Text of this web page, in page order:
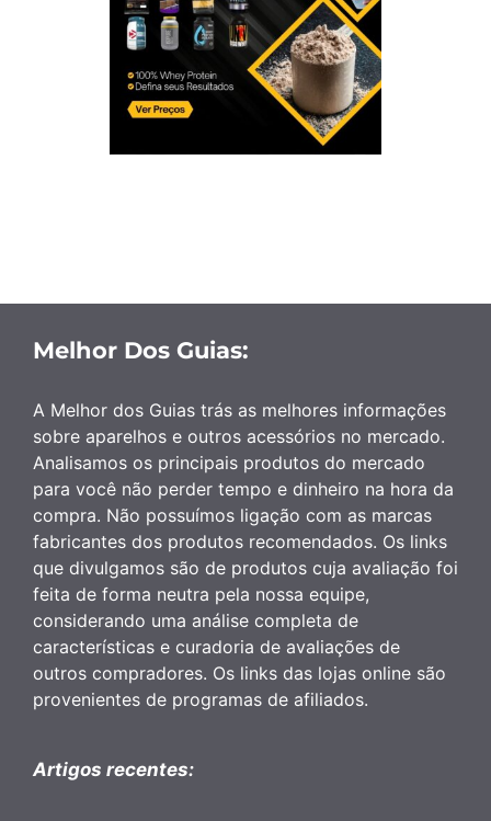
Melhor Dos Guias:
A Melhor dos Guias trás as melhores informações
sobre aparelhos e outros acessórios no mercado.
Analisamos os principais produtos do mercado
para você não perder tempo e dinheiro na hora da
compra. Não possuímos ligação com as marcas
fabricantes dos produtos recomendados. Os links
que divulgamos são de produtos cuja avaliação foi
feita de forma neutra pela nossa equipe,
considerando uma análise completa de
características e curadoria de avaliações de
outros compradores. Os links das lojas online são
provenientes de programas de afiliados.
Artigos recentes: